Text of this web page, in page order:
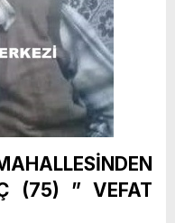
(75) ” VEFAT